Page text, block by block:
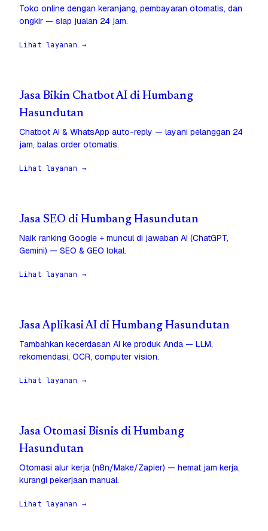
Toko online dengan keranjang, pembayaran otomatis, dan
ongkir — siap jualan 24 jam.
Lihat layanan →
Jasa Bikin Chatbot AI di Humbang
Hasundutan
Chatbot AI & WhatsApp auto-reply — layani pelanggan 24
jam, balas order otomatis.
Lihat layanan →
Jasa SEO di Humbang Hasundutan
Naik ranking Google + muncul di jawaban AI (ChatGPT,
Gemini) — SEO & GEO lokal.
Lihat layanan →
Jasa Aplikasi AI di Humbang Hasundutan
Tambahkan kecerdasan AI ke produk Anda — LLM,
rekomendasi, OCR, computer vision.
Lihat layanan →
Jasa Otomasi Bisnis di Humbang
Hasundutan
Otomasi alur kerja (n8n/Make/Zapier) — hemat jam kerja,
kurangi pekerjaan manual.
Lihat layanan →